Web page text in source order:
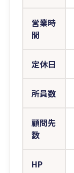
営業時
間
定休日
所員数
顧問先
数
HP